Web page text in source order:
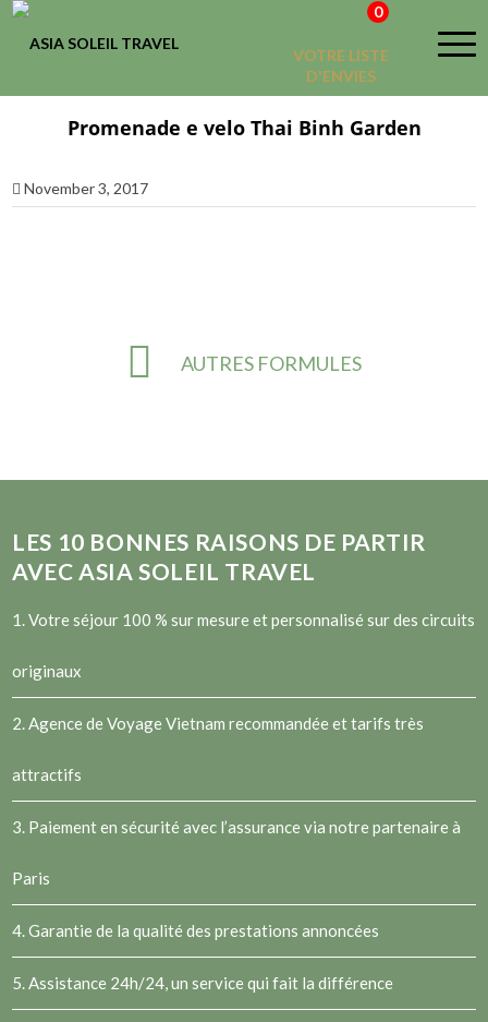
VOTRE LISTE
D'ENVIES
0
Promenade e velo Thai Binh Garden
November 3, 2017
AUTRES FORMULES
LES 10 BONNES RAISONS DE PARTIR
AVEC ASIA SOLEIL TRAVEL
1. Votre séjour 100 % sur mesure et personnalisé sur des circuits
originaux
2.Agence de Voyage Vietnam recommandée et tarifs très
attractifs
3. Paiement en sécurité avec l’assurance via notre partenaire à
Paris
4. Garantie de la qualité des prestations annoncées
5. Assistance 24h/24, un service qui fait la différence